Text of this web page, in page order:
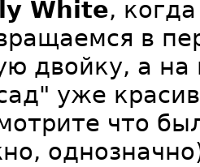
White,
в
двойку, а на
уже
что